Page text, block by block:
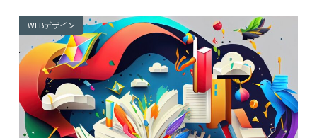
WEBデザイン